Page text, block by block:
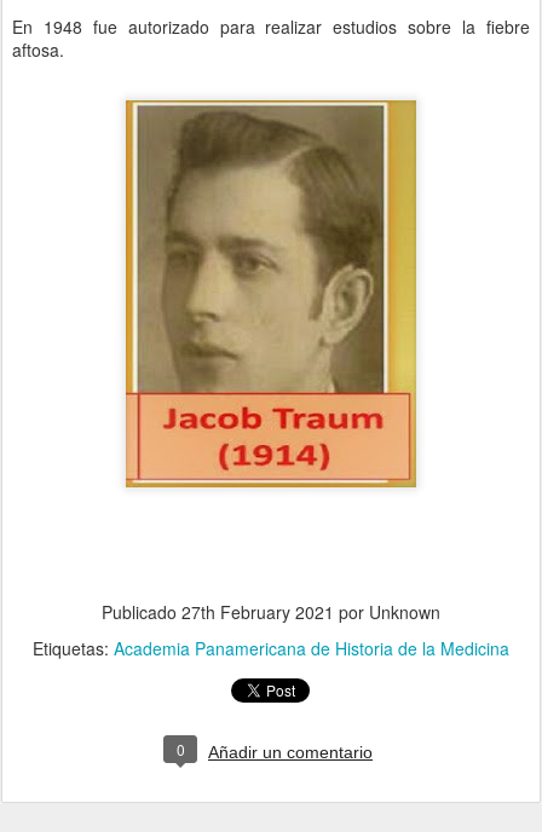
En 1948 fue autorizado para realizar estudios sobre la fiebre
aftosa.
Publicado 27th February 2021 por Unknown
Etiquetas: Academia Panamericana de Historia de la Medicina
0 Añadir un comentario